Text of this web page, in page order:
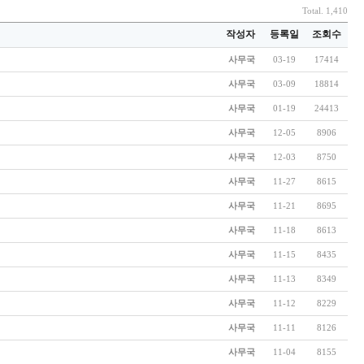
Total. 1,410
작성자 등록일 조회수
사무국 03-19 17414
사무국 03-09 18814
사무국 01-19 24413
사무국 12-05 8906
사무국 12-03 8750
사무국 11-27 8615
사무국 11-21 8695
사무국 11-18 8613
사무국 11-15 8435
사무국 11-13 8349
사무국 11-12 8229
사무국 11-11 8126
사무국 11-04 8155